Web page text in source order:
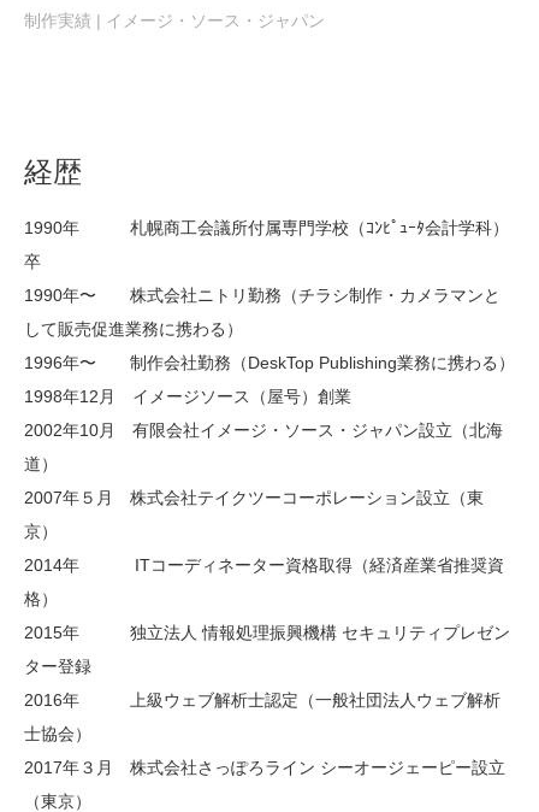
制作実績 | イメージ・ソース・ジャパン
経歴
1990年 札幌商工会議所付属専門学校（ｺﾝﾋﾟｭｰﾀ会計学科）
卒
1990年〜 株式会社ニトリ勤務（チラシ制作・カメラマンと
して販売促進業務に携わる）
1996年〜 制作会社勤務（DeskTop Publishing業務に携わる）
1998年12月 イメージソース（屋号）創業
2002年10月 有限会社イメージ・ソース・ジャパン設立（北海
道）
2007年５月 株式会社テイクツーコーポレーション設立（東
京）
2014年 ITコーディネーター資格取得（経済産業省推奨資
格）
2015年 独立法人 情報処理振興機構 セキュリティプレゼン
ター登録
2016年 上級ウェブ解析士認定（一般社団法人ウェブ解析
士協会）
2017年３月 株式会社さっぽろライン シーオージェーピー設立
（東京）